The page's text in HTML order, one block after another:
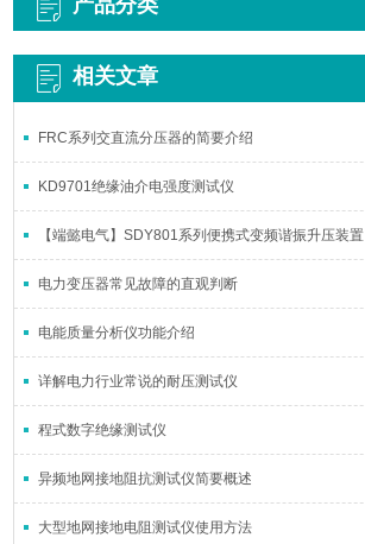
相关文章
FRC系列交直流分压器的简要介绍
KD9701绝缘油介电强度测试仪
【端懿电气】SDY801系列便携式变频谐振升压装置
电力变压器常见故障的直观判断
电能质量分析仪功能介绍
详解电力行业常说的耐压测试仪
程式数字绝缘测试仪
异频地网接地阻抗测试仪简要概述
大型地网接地电阻测试仪使用方法